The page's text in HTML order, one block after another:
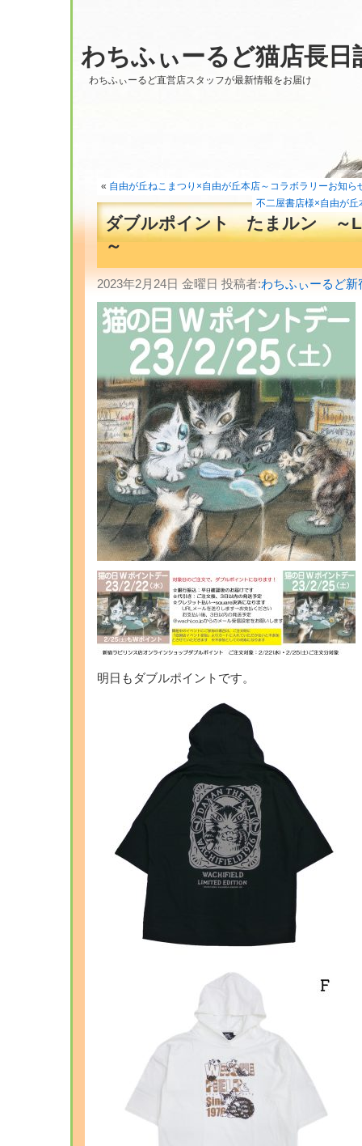
わちふぃーるど猫店長日
わちふぃーるど直営店スタッフが最新情報をお届け
« 自由が丘ねこまつり×自由が丘本店～コラボラリーお知ら
不二屋書店様×自由が
ダブルポイント たまルン ～
～
2023年2月24日 金曜日 投稿者:わちふぃーるど
明日もダブルポイントです。